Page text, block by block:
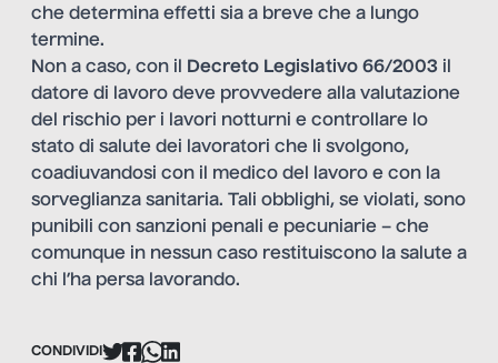
che determina effetti sia a breve che a lungo
termine.
Non a caso, con il
Decreto Legislativo 66/2003 il
datore di lavoro deve provvedere alla valutazione
del rischio per i lavori notturni e controllare lo
stato di salute dei lavoratori che li svolgono,
coadiuvandosi con il medico del lavoro e con la
sorveglianza sanitaria. Tali obblighi, se violati, sono
punibili con sanzioni penali e pecuniarie – che
comunque in nessun caso restituiscono la salute a
chi l’ha persa lavorando.
CONDIVIDI